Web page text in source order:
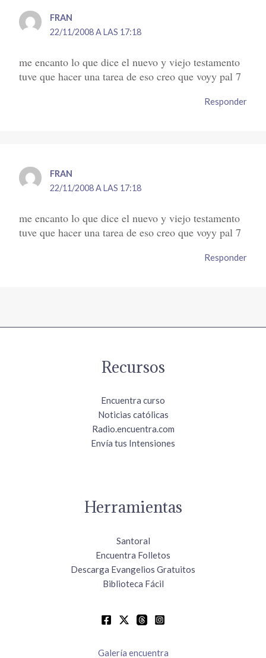
FRAN
22/11/2008 A LAS 17:18
me encanto lo que dice el nuevo y viejo testamento
tuve que hacer una tarea de eso creo que voyy pal 7
Responder
FRAN
22/11/2008 A LAS 17:18
me encanto lo que dice el nuevo y viejo testamento
tuve que hacer una tarea de eso creo que voyy pal 7
Responder
Recursos
Encuentra curso
Noticias católicas
Radio.encuentra.com
Envía tus Intensiones
Herramientas
Santoral
Encuentra Folletos
Descarga Evangelios Gratuitos
Biblioteca Fácil
Galería encuentra